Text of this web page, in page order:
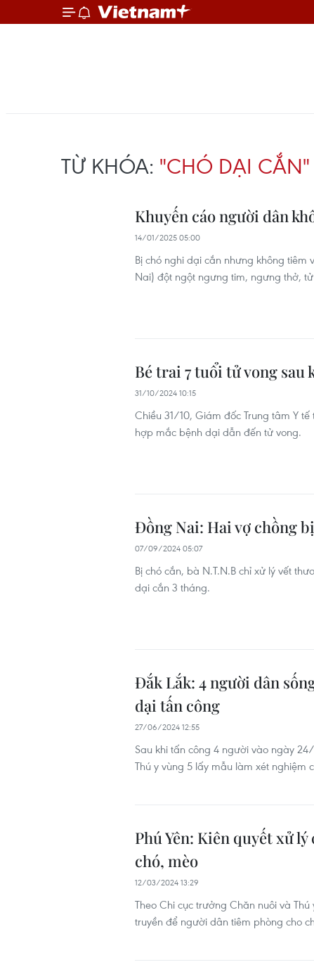
TỪ KHÓA: "CHÓ DẠI CẮN"
Khuyến cáo người dân
14/01/2025 05:00
Bị chó nghi dại cắn nhưng không
Nai) đột ngột ngưng tim, ngưng thở,
Bé trai 7 tuổi tử vong sau
31/10/2024 10:15
Chiều 31/10, Giám đốc Trung tâm Y
hợp mắc bệnh dại dẫn đến tử vong.
Đồng Nai: Hai vợ chồng
07/09/2024 05:07
Bị chó cắn, bà N.T.N.B chỉ xử lý vết
dại cắn 3 tháng.
Đắk Lắk: 4 người dân
dại tấn công
27/06/2024 12:55
Sau khi tấn công 4 người vào ngày
Thú y vùng 5 lấy mẫu làm xét nghiệm
Phú Yên: Kiên quyết xử
chó, mèo
12/03/2024 13:29
Theo Chi cục trưởng Chăn nuôi và
truyền để người dân tiêm phòng cho